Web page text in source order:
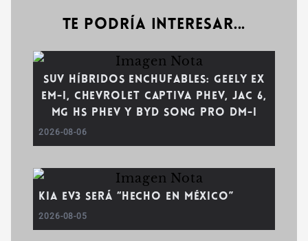
Te podría interesar...
SUV híbridos enchufables: Geely EX
EM-i, Chevrolet Captiva PHEV, JAC 6,
MG HS PHEV y BYD Song Pro DM-i
2026-08-06
Kia EV3 será “Hecho en México”
2026-08-05